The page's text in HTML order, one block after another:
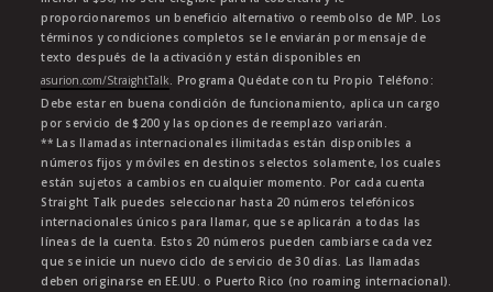
proporcionaremos un beneficio alternativo o reembolso de MP. Los
términos y condiciones completos se le enviarán por mensaje de
texto después de la activación y están disponibles en
asurion.com/StraightTalk. Programa Quédate con tu Propio Teléfono:
Debe estar en buena condición de funcionamiento, aplica un cargo
por servicio de $200 y las opciones de reemplazo variarán.
** Las llamadas internacionales ilimitadas están disponibles a
números fijos y móviles en destinos selectos solamente, los cuales
están sujetos a cambios en cualquier momento. Por cada cuenta
Straight Talk puedes seleccionar hasta 20 números telefónicos
internacionales únicos para llamar, que se aplicarán a todas las
líneas de la cuenta. Estos 20 números pueden cambiarse cada vez
que se inicie un nuevo ciclo de servicio de 30 días. Las llamadas
deben originarse en EE.UU. o Puerto Rico (no roaming internacional).